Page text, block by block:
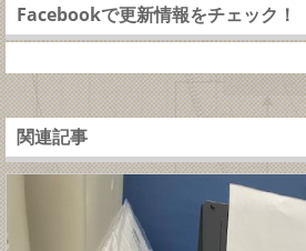
Facebookで更新情報をチェック！
関連記事